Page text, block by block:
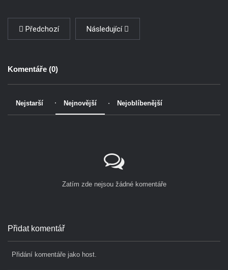
Předchozí Následující
Komentáře (0)
Nejstarší Nejnovější Nejoblíbenější
Zatím zde nejsou žádné komentáře
Přidat komentář
Přidání komentáře jako host.